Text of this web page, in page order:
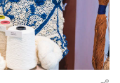
นค้าบนแพลตฟอร์ม
มีการเปิดร้านค้า
สูงถึง234%
สะท้อนให้เห็นถึง
รษฐกิจมีความ